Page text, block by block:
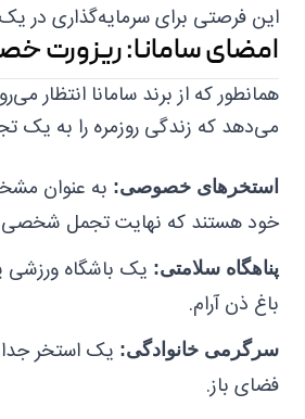
این فرصتی برای سرمایه‌گذاری در
امضای سامانا: ریزورت
همانطور که از برند سامانا انتظار
می‌دهد که زندگی روزمره را به یک
استخرهای خصوصی: به عنوان
خود هستند که نهایت تجمل شخصی
پناهگاه سلامتی: یک باشگاه ورزشی
باغ ذن آرام.
سرگرمی خانوادگی: یک استخر
فضای باز.